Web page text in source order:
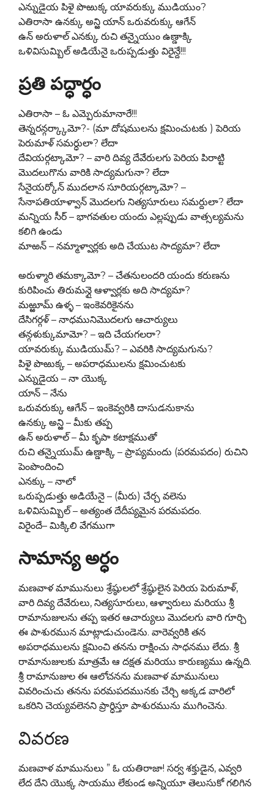
ఎన్నుడైయ పిళై పొఱుక్క యావరుక్కు ముడియుం?
ఎతిరాసా ఉనక్కు అన్ఱి యాన్ ఒరువరుక్కు ఆగేన్
ఉన్ అరుళాల్ ఎనక్కు రుచి తన్నైయుం ఉణ్డాక్కి
ఒళివిసుమ్బిల్ అడియేనై ఒరుప్పడుత్తు విరైన్దే!!!
ప్రతి పద్ధార్ధం
ఎతిరాసా – ఓ ఎమ్పెరుమానారే!!!
తెన్నరన్గర్క్కామో?- (మా దోషములను క్షమించుటకు ) పెరియ
పెరుమాళ్ సమర్ధులా? లేదా
దేవియర్గట్కామో? – వారి దివ్య దేవేరులగు పెరియ పిరాట్టి
మొదలుగొను వారికి సాద్యమగునా? లేదా
సేనైయర్కోన్ ముదలాన సూరియర్గట్కామో? –
సేనాపతియాళ్వాన్ మొదలగు నిత్యసూరులు సమర్దులా? లేదా
మన్నియ సీర్ – భాగవతుల యందు ఎల్లప్పుడు వాత్సల్యమను
కలిగి ఉండు
మాఱన్ – నమ్మాళ్వార్లకు అది చేయుట సాద్యమా? లేదా
అరుళ్మారి తమక్కామో? – చేతనులందరి యందు కరుణను
కురిపించు తిరుమన్గై ఆళ్వార్లకు అది సాద్యమా?
మఱ్ఱూమ్ ఉళ్ళ – ఇంకెవరికైనను
దేసిగర్గళ్ – నాధమునిమొదలగు ఆచార్యులు
తన్గళుక్కుమామో? – ఇది చేయగలరా?
యావరుక్కు ముడియుమ్? – ఎవరికి సాద్యమగును?
పిళై పొఱుక్క – అపరాధములను క్షమించుటకు
ఎన్నుడైయ – నా యొక్క
యాన్ – నేను
ఒరువరుక్కు ఆగేన్ – ఇంకెవ్వరికి దాసుడనుకాను
ఉనక్కు అన్ఱి – మీకు తప్ప
ఉన్ అరుళాల్ – మీ కృపా కటాక్షముతో
రుచి తన్నైయుమ్ ఉణ్డాక్కి – ప్రాప్యమందు (పరమపదం) రుచిని
పెంపొందించి
ఎనక్కు – నాలో
ఒరుప్పడుత్తు అడియేనై – (మీరు) చేర్చ వలెను
ఒళివిసుమ్బిల్ – అత్యంత దేదీప్యమైన పరమపదం.
విరైందే– మిక్కిలి వేగముగా
సామాన్య అర్ధం
మణవాళ మామునులు శ్రేష్ఠులలో శ్రేష్ఠులైన పెరియ పెరుమాళ్,
వారి దివ్య దేవేరులు, నిత్యసూరులు, ఆళ్వారులు మరియు శ్రీ
రామానుజులను తప్ప ఇతర ఆచార్యులు మొదలగు వారి గూర్చి
ఈ పాశురమున మాట్లాడుచుండెను. వారెవ్వరికి తన
అపరాధములను క్షమించి తనను రాక్షించు సాధనము లేదు. శ్రీ
రామానుజులకు మాత్రమే ఆ దక్షత మరియు కారుణ్యము ఉన్నది.
శ్రీ రామానుజుల ఈ ఆలోచనను మణవాళ మామునులు
వివరించుచు తనను పరమపదమునకు చేర్చి అక్కడ వారిలో
ఒకరిని చెయ్యవలెనని ప్రార్ధిస్తూ పాశురమును ముగించెను.
వివరణ
మణవాళ మామునులు ” ఓ యతిరాజా! సర్వ శక్తుడైన, ఎవ్వరి
లేద దేని యొక్క సాయము లేకుండ అన్నియూ తెలుసుకో గలిగిన